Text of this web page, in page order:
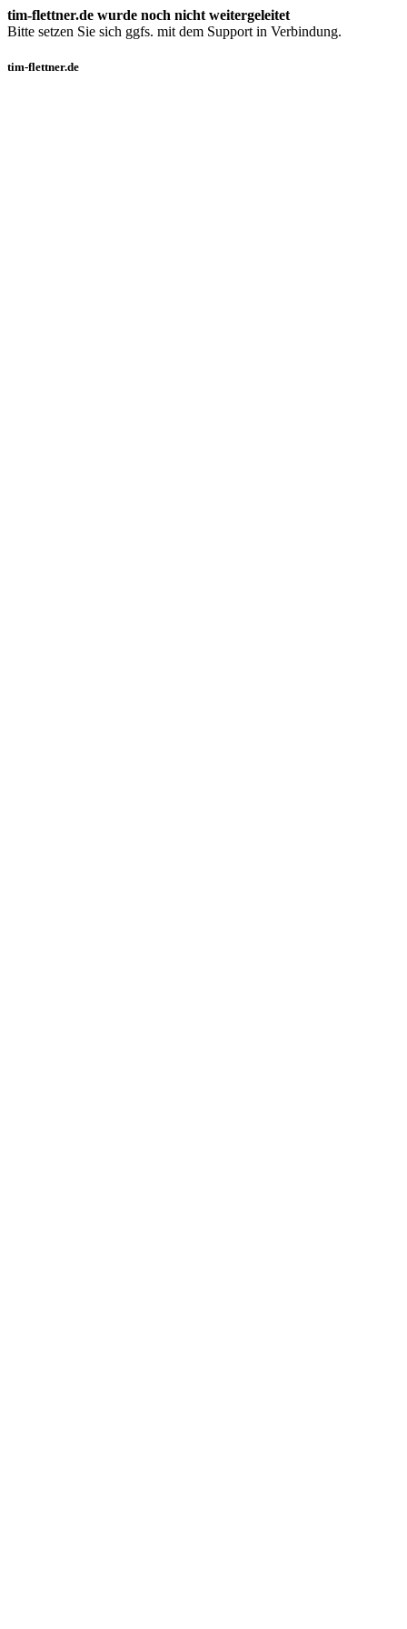
tim-flettner.de wurde noch nicht weitergeleitet
Bitte setzen Sie sich ggfs. mit dem Support in Verbindung.
tim-flettner.de